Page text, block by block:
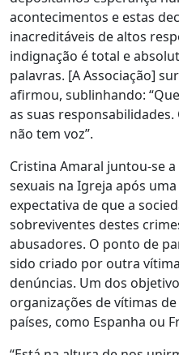
acontecimentos e estas
inacreditáveis de altos
indignação é total e
palavras. [A Associação]
afirmou, sublinhando:
as suas
não tem voz”.
Cristina Amaral juntou-se
sexuais na Igreja após
expectativa de que a
sobreviventes destes
abusadores. O ponto de
sido criado por outra
denúncias. Um dos
organizações de vítimas
países, como Espanha ou